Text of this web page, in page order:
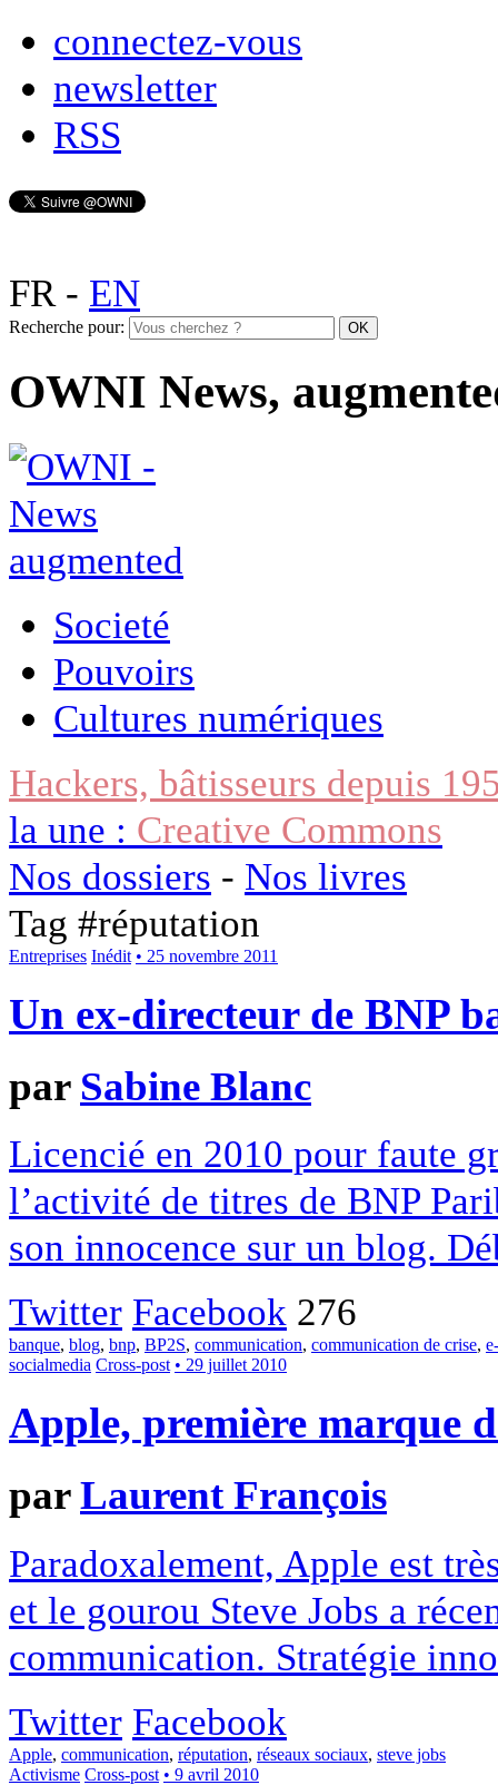
connectez-vous
newsletter
RSS
FR- EN
Recherche pour:
OWNI News,
Societé
Pouvoirs
Cultures numériques
Hackers, bâtisseurs depuis
la une : Creative Commons
Nos dossiers - Nos livres
Tag #réputation
Entreprises Inédit • 25 novembre 2011
Un ex-directeur de BNP
par Sabine Blanc
Licencié en 2010 pour faute
l’activité de titres de BNP
son innocence sur un blog.
Twitter Facebook 276
banque, blog, bnp, BP2S, communication, communication de crise,
socialmedia Cross-post • 29 juillet 2010
Apple, première marque
parLaurent François
Paradoxalement, Apple est
et le gourou Steve Jobs a
communication. Stratégie
Twitter Facebook
Apple, communication, réputation, réseaux sociaux, steve jobs
Activisme Cross-post • 9 avril 2010